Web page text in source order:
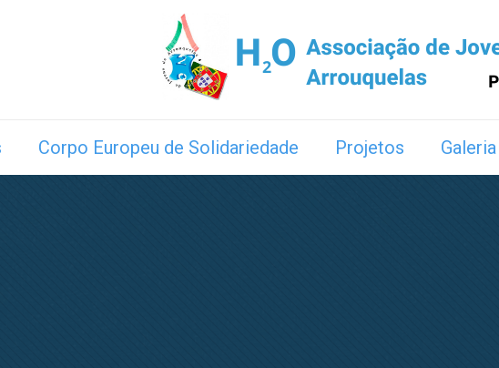
Corpo Europeu de Solidariedade Projetos Galeria